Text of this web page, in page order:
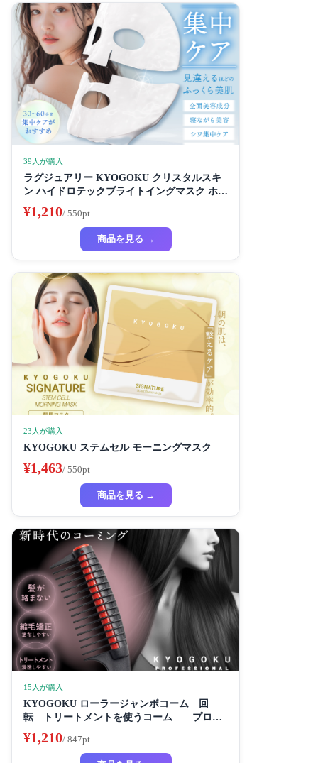
39人が購入
ラグジュアリー KYOGOKU クリスタルスキ
ン ハイドロテックブライトイングマスク ホワ
イトニングマスク 超濃厚保湿 ホワイトニング
フェイスパック ビューティーサロン監修者 シ
ートマスク ハイドラ 美容液
¥1,210/ 550pt
商品を見る →
23人が購入
KYOGOKU ステムセル モーニングマスク
¥1,463/ 550pt
商品を見る →
15人が購入
KYOGOKU ローラージャンボコーム 回
転 トリートメントを使うコーム プロ仕
様
¥1,210/ 847pt